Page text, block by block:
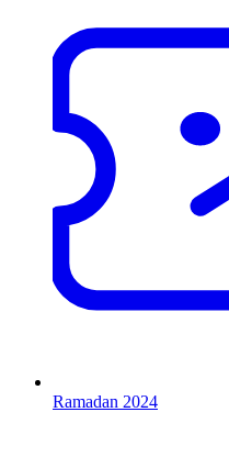
Ramadan 2024